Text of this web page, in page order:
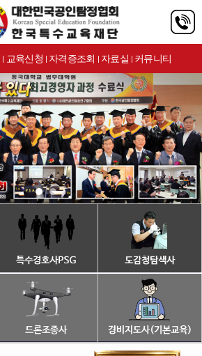
| 교육신청 | 자격증조회 | 자료실 | 커뮤니티